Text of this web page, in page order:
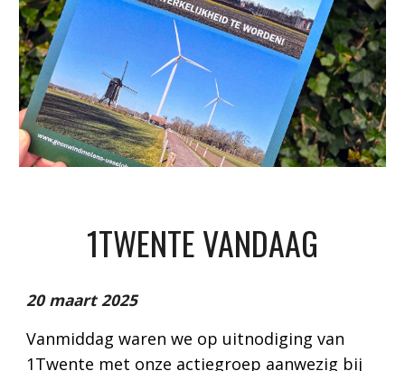
1TWENTE VANDAAG
20 maart 2025
Vanmiddag waren we op uitnodiging van
1Twente met onze actiegroep aanwezig bij